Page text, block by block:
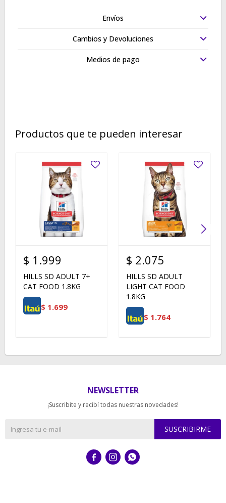
Envíos
Cambios y Devoluciones
Medios de pago
Productos que te pueden interesar
$ 1.999
HILLS SD ADULT 7+
CAT FOOD 1.8KG
$ 1.699
$ 2.075
HILLS SD ADULT
LIGHT CAT FOOD
1.8KG
$ 1.764
NEWSLETTER
¡Suscribite y recibí todas nuestras novedades!
SUSCRIBIRME
  